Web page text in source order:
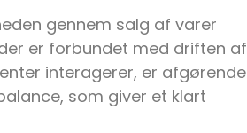
gennem salg af varer
er forbundet med driften af
interagerer, er afgørende
som giver et klart